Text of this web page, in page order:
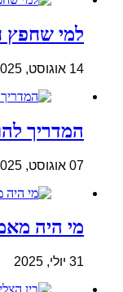
למי שחפץ
14 אוגוסט, 2025
המדריך
07 אוגוסט, 2025
מי היה
31 יולי, 2025